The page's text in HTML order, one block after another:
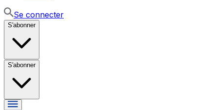
Se connecter
S'abonner
S'abonner